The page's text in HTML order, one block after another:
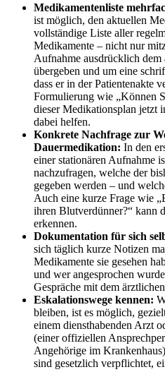
Medikamentenliste
ist möglich, den aktuellen
vollständige Liste aller
Medikamente – nicht nur
Aufnahme ausdrücklich dem
übergeben und um eine
dass er in der Patientenakte
Formulierung wie „Können
dieser Medikationsplan jetzt
dabei helfen.
Konkrete Nachfrage zur
Dauermedikation: In den
einer stationären Aufnahme
nachzufragen, welche der
gegeben werden – und
Auch eine kurze Frage wie
ihren Blutverdünner?“ kann
erkennen.
Dokumentation für sich
sich täglich kurze Notizen
Medikamente sie gesehen
und wer angesprochen
Gespräche mit dem
Eskalationswege kennen:
bleiben, ist es möglich,
einem diensthabenden Arzt
(einer offiziellen
Angehörige im
sind gesetzlich verpflichtet,